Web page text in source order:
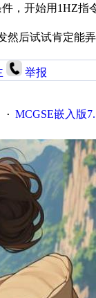
，开始用1HZ
然后试试肯定能
举报
· MCGSE嵌入版